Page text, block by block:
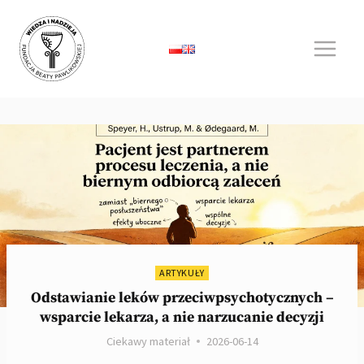
treści
ARTYKUŁY
Odstawianie leków przeciwpsychotycznych –
wsparcie lekarza, a nie narzucanie decyzji
Ciekawy materiał 2026-06-14